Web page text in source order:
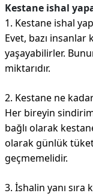
Kestane ishal
1. Kestane ishal
Evet, bazı
yaşayabilirler.
miktarıdır.
2. Kestane ne
Her bireyin
bağlı olarak
olarak günlük
geçmemelidir.
3. İshalin yanı